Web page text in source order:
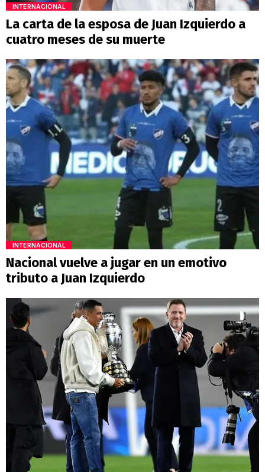
INTERNACIONAL
La carta de la esposa de Juan Izquierdo a
cuatro meses de su muerte
INTERNACIONAL
Nacional vuelve a jugar en un emotivo
tributo a Juan Izquierdo